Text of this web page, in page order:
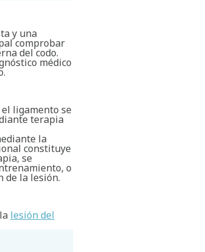
y una
comprobar
del codo.
médico
ligamento se
terapia
la
constituye
se
o
de la lesión.
lesión del